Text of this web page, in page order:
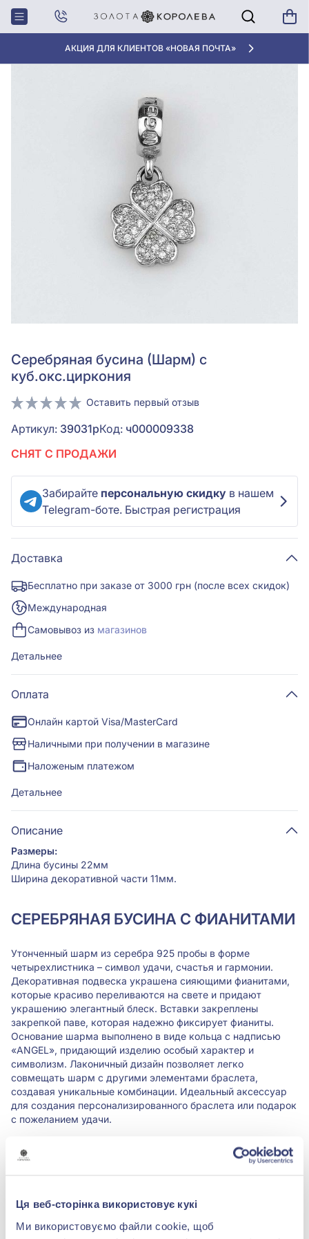
Ця веб-сторінка використовує кукі
Ми використовуємо файли cookie, щоб
АКЦИЯ ДЛЯ КЛИЕНТОВ «НОВАЯ ПОЧТА»
Главная Серебряная бусина (Шарм) с куб.окс.циркония
Серебряная бусина (Шарм) с
куб.окс.циркония
Оставить первый отзыв
Артикул: 39031рКод: ч000009338
СНЯТ С ПРОДАЖИ
Забирайте персональную скидку в нашем
Telegram-боте. Быстрая регистрация
Доставка
Бесплатно при заказе от 3000 грн (после всех скидок)
Международная
Самовывоз из магазинов
Детальнее
Оплата
Онлайн картой Visa/MasterCard
Наличными при получении в магазине
Наложеным платежом
Детальнее
Описание
Размеры:
Длина бусины 22мм
Ширина декоративной части 11мм.
СЕРЕБРЯНАЯ БУСИНА С ФИАНИТАМИ
Утонченный шарм из серебра 925 пробы в форме
четырехлистника – символ удачи, счастья и гармонии.
Декоративная подвеска украшена сияющими фианитами,
которые красиво переливаются на свете и придают
украшению элегантный блеск. Вставки закреплены
закрепкой паве, которая надежно фиксирует фианиты.
Основание шарма выполнено в виде кольца с надписью
«ANGEL», придающий изделию особый характер и
символизм. Лаконичный дизайн позволяет легко
совмещать шарм с другими элементами браслета,
создавая уникальные комбинации. Идеальный аксессуар
для создания персонализированного браслета или подарок
с пожеланием удачи.
Характеристики
Металл: